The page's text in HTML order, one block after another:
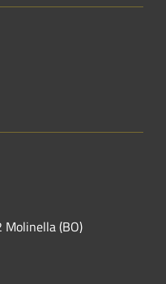
(BO)